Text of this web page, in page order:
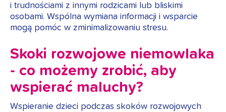
i trudnościami z innymi rodzicami lub bliskimi
osobami. Wspólna wymiana informacji i wsparcie
mogą pomóc w zminimalizowaniu stresu.
Skoki rozwojowe niemowlaka
- co możemy zrobić, aby
wspierać maluchy?
Wspieranie dzieci podczas skoków rozwojowych